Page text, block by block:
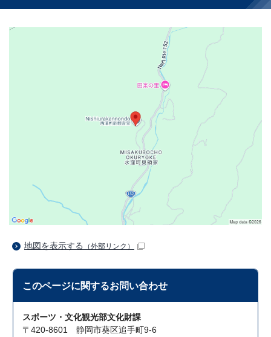
地図を表示する （外部リンク）
このページに関するお問い合わせ
スポーツ・文化観光部文化財課
〒420-8601 静岡市葵区追手町9-6